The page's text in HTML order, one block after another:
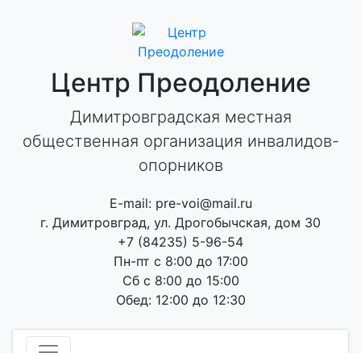
Центр Преодоление
Димитровградская местная
общественная организация инвалидов-
опорников
E-mail: pre-voi@mail.ru
г. Димитровград, ул. Дрогобычская, дом 30
+7 (84235) 5-96-54
Пн-пт с 8:00 до 17:00
Сб с 8:00 до 15:00
Обед: 12:00 до 12:30